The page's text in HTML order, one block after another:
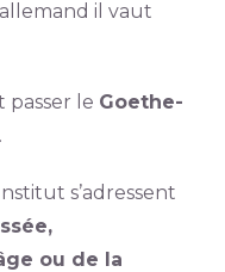
il vaut
passer le Goethe-
.
s’adressent
ou de la